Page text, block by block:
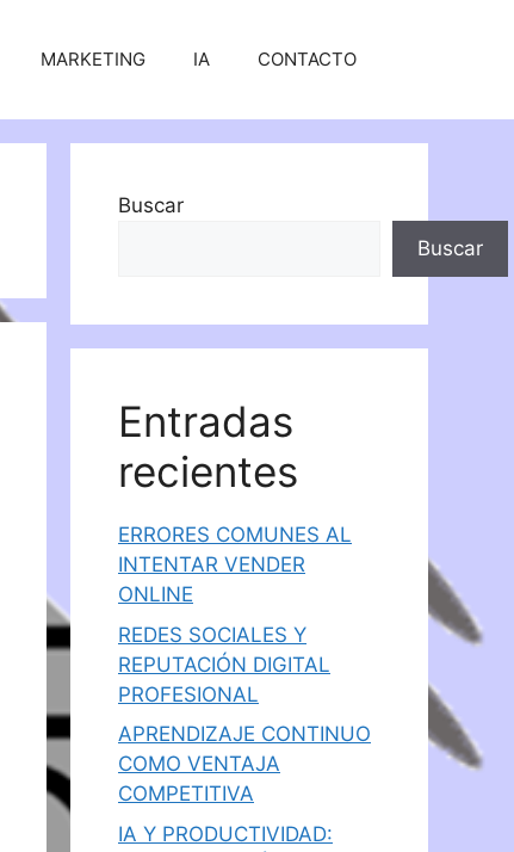
MARKETING IA CONTACTO
Buscar
Buscar
Entradas
recientes
ERRORES COMUNES AL
INTENTAR VENDER
ONLINE
REDES SOCIALES Y
REPUTACIÓN DIGITAL
PROFESIONAL
APRENDIZAJE CONTINUO
COMO VENTAJA
COMPETITIVA
IA Y PRODUCTIVIDAD: